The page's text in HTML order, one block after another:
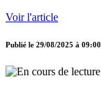
Voir l'article
Publié le 29/08/2025 à 09:00